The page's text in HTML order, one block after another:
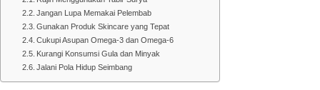
Jangan Lupa Memakai Pelembab
Gunakan Produk Skincare yang Tepat
Cukupi Asupan Omega-3 dan Omega-6
Kurangi Konsumsi Gula dan Minyak
Jalani Pola Hidup Seimbang